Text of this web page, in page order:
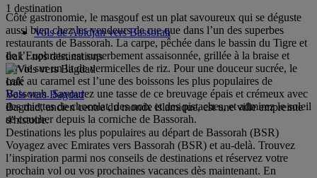
Côté gastronomie, le masgouf est un plat savoureux qui se déguste
aussi bien chez les vendeurs de rue que dans l’un des superbes
restaurants de Bassorah. La carpe, pêchée dans le bassin du Tigre et
de l’Euphrate, est superbement assaisonnée, grillée à la braise et
servie sur un lit de vermicelles de riz. Pour une douceur sucrée, le
café au caramel est l’une des boissons les plus populaires de
Bassorah. Savourez une tasse de ce breuvage épais et crémeux avec
des miettes de chocolat, des noix et des pistaches, et admirez le soleil
se coucher depuis la corniche de Bassorah.
1 destination
Vols de Abidjan vers Bassorah
Irak : nos destinations
Irak
Vols vers Bagdad
Bagdad, ancien centre du monde islamique, est une ville empreinte
d'histoire.
Destinations les plus populaires au départ de Bassorah (BSR)
Voyagez avec Emirates vers Bassorah (BSR) et au-delà. Trouvez
l’inspiration parmi nos conseils de destinations et réservez votre
prochain vol ou vos prochaines vacances dès maintenant. En